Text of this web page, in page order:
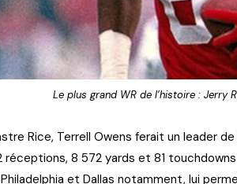
Le plus grand WR de l’histoire : Jerry
Rice, Terrell Owens ferait un leader
8 572 yards et 81
Philadelphia et Dallas notamment, lui